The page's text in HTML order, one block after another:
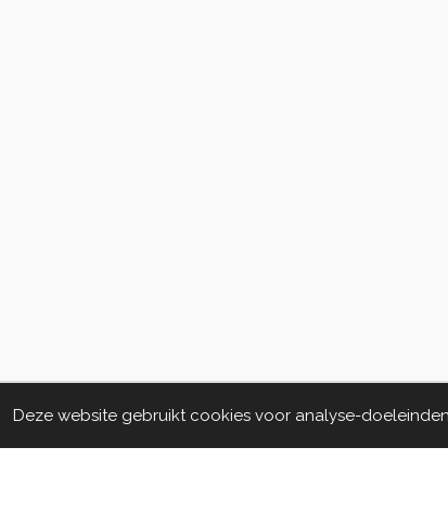
Deze website gebruikt cookies voor analyse-
Algemene voorwaarden